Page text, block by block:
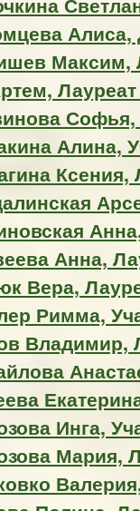
Алиса,
Максим,
Лауреат
Софья,
Алина,
Ксения,
Анна,
Вера,
Римма,
Владимир,
Инга,
Мария,